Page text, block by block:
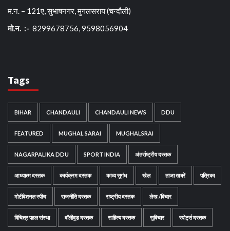
म.न. – 121ए, सुभाषनगर, मुगलसराय (चन्दौली)
मो.न. :- 8299678756, 9598056904
Tags
BIHAR CHANDAULI CHANDAULI NEWS DDU
FEATURED MUGHAL SARAI MUGHALSRAI
NAGARPALIKA DDU SPORT INDIA अंतर्राष्ट्रीय दस्तक
आध्यात्म दस्तक कार्यक्रम दस्तक काव्य सुगंध खेल ताजा खबरें पत्रिका
मोटीवेशनल स्पीच राजनीति दस्तक राष्ट्रीय दस्तक लेख /विचार
विचित्र पहल संस्था वॉलीवुड दस्तक साहित्य दस्तक सुविचार स्पोर्ट्स दस्तक